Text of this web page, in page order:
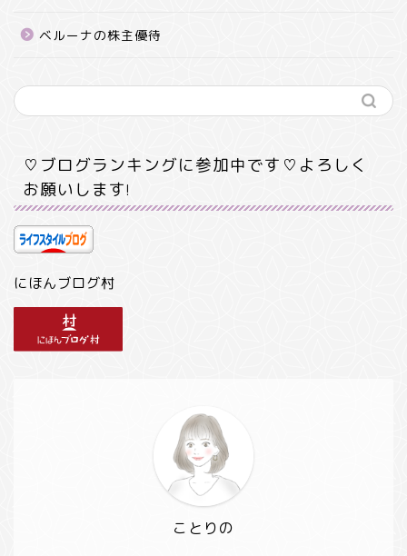
ベルーナの株主優待
♡ブログランキングに参加中です♡よろしく
お願いします!
にほんブログ村
ことりの